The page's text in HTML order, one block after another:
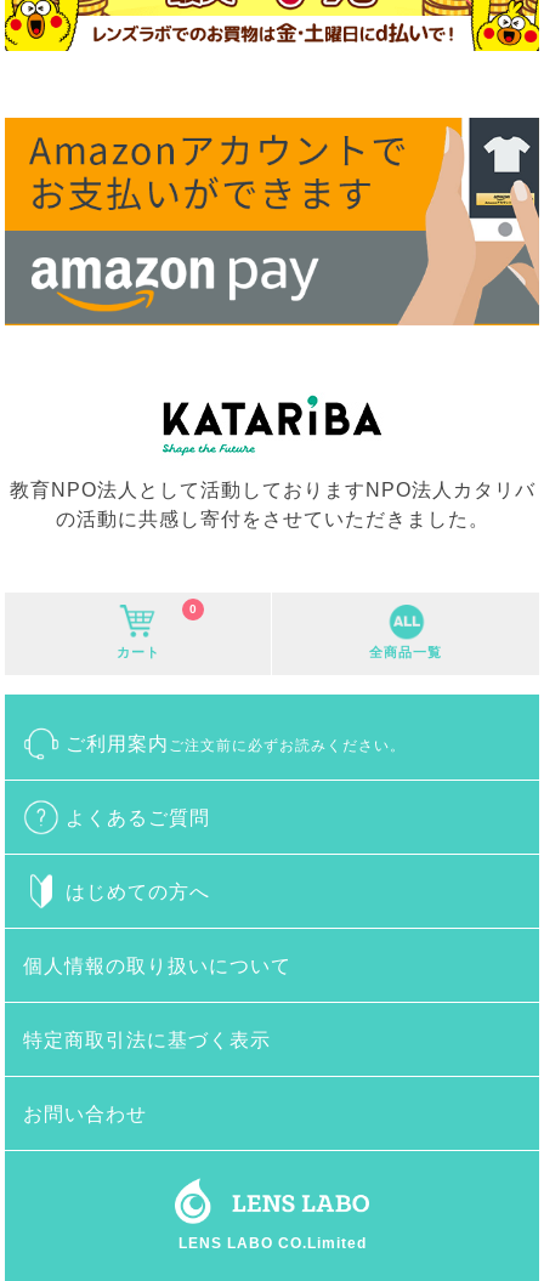
教育NPO法人として活動しておりますNPO法人カタリバ
の活動に共感し寄付をさせていただきました。
カート
0
全商品一覧
ご利用案内 ご注文前に必ずお読みください。
よくあるご質問
はじめての方へ
個人情報の取り扱いについて
特定商取引法に基づく表示
お問い合わせ
LENS LABO CO.Limited